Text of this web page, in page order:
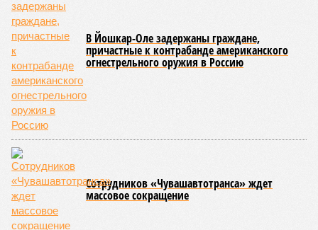
лечение.
Представители ведомства отметили, что оперативное
принятие указанных мер позволило избежать
возникновения массовых инфекционных заболеваний
среди детей, находившихся в оздоровительных
учреждениях.
Помимо этого, специалистами проводился лабораторный
контроль качества воды и готовой продукции: из всех
отобранных проб воды в двух случаях (что составило
1,9%) были зафиксированы отклонения по
микробиологическим показателям; также одно готовое
блюдо не соответствовало установленным нормам по
показателю калорийности.